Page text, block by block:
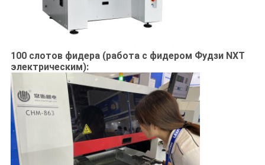
100 слотов фидера (работа с фидером Фудзи NXT
электрическим):